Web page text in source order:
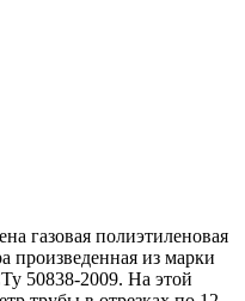
газовая полиэтиленовая
произведенная из марки
50838-2009. На этой